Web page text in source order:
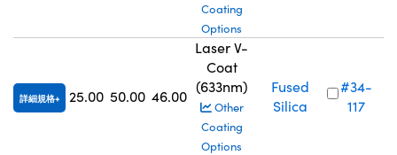
Coating
Options
詳細規格 25.00 50.00 46.00
Laser V-
Coat
(633nm)
Other
Coating
Options
Fused
Silica
#34-
117